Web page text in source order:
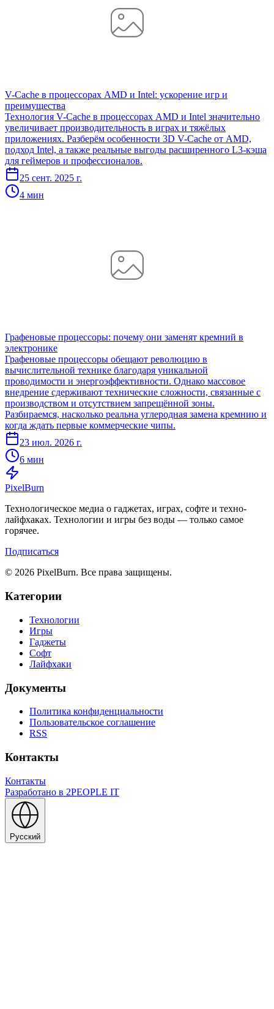
V-Cache в процессорах AMD и Intel: ускорение игр и
преимущества
Технология V-Cache в процессорах AMD и Intel значительно
увеличивает производительность в играх и тяжёлых
приложениях. Разберём особенности 3D V-Cache от AMD,
подход Intel, а также реальные выгоды расширенного L3-кэша
для геймеров и профессионалов.
25 сент. 2025 г.
4 мин
Графеновые процессоры: почему они заменят кремний в
электронике
Графеновые процессоры обещают революцию в
вычислительной технике благодаря уникальной
проводимости и энергоэффективности. Однако массовое
внедрение сдерживают технические сложности, связанные с
производством и отсутствием запрещённой зоны.
Разбираемся, насколько реальна углеродная замена кремнию и
когда ждать первые коммерческие чипы.
23 июл. 2026 г.
6 мин
PixelBurn
Технологическое медиа о гаджетах, играх, софте и техно-
лайфхаках. Технологии и игры без воды — только самое
горячее.
Подписаться
© 2026 PixelBurn. Все права защищены.
Категории
Технологии
Игры
Гаджеты
Софт
Лайфхаки
Документы
Политика конфиденциальности
Пользовательское соглашение
RSS
Контакты
Контакты
Разработано в 2PEOPLE IT
Русский